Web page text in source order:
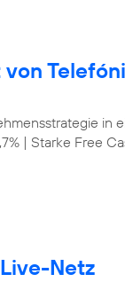
in
| Starke Free
Live-Netz